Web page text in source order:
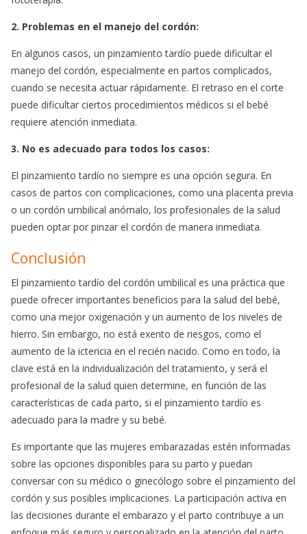
2. Problemas en el manejo del cordón:
En algunos casos, un pinzamiento tardío puede dificultar el
manejo del cordón, especialmente en partos complicados,
cuando se necesita actuar rápidamente. El retraso en el corte
puede dificultar ciertos procedimientos médicos si el bebé
requiere atención inmediata.
3. No es adecuado para todos los casos:
El pinzamiento tardío no siempre es una opción segura. En
casos de partos con complicaciones, como una placenta previa
o un cordón umbilical anómalo, los profesionales de la salud
pueden optar por pinzar el cordón de manera inmediata.
Conclusión
El pinzamiento tardío del cordón umbilical es una práctica que
puede ofrecer importantes beneficios para la salud del bebé,
como una mejor oxigenación y un aumento de los niveles de
hierro. Sin embargo, no está exento de riesgos, como el
aumento de la ictericia en el recién nacido. Como en todo, la
clave está en la individualización del tratamiento, y será el
profesional de la salud quien determine, en función de las
características de cada parto, si el pinzamiento tardío es
adecuado para la madre y su bebé.
Es importante que las mujeres embarazadas estén informadas
sobre las opciones disponibles para su parto y puedan
conversar con su médico o ginecólogo sobre el pinzamiento del
cordón y sus posibles implicaciones. La participación activa en
las decisiones durante el embarazo y el parto contribuye a un